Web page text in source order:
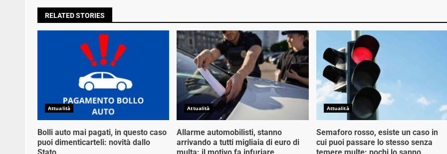
RELATED STORIES
Attualità
Bolli auto mai pagati, in questo caso
puoi dimenticarteli: novità dallo
Attualità
Allarme automobilisti, stanno
arrivando a tutti migliaia di euro di
Attualità
Semaforo rosso, esiste un caso in
cui puoi passare lo stesso senza